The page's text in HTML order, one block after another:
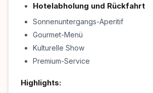
Hotelabholung und Rückfahrt
Sonnenuntergangs-Aperitif
Gourmet-Menü
Kulturelle Show
Premium-Service
Highlights: